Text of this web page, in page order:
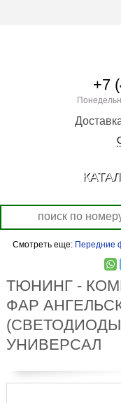
Смотреть еще: Передние
ТЮНИНГ -
ФАР
УНИВЕРСАЛ
+7